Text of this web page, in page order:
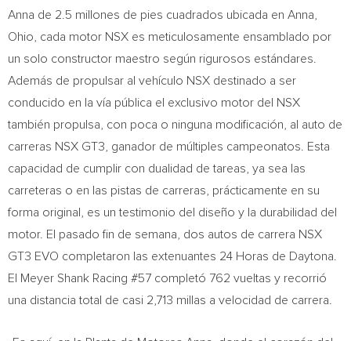
Anna de 2.5 millones de pies cuadrados ubicada en Anna,
Ohio , cada motor NSX es meticulosamente ensamblado por
un solo constructor maestro según rigurosos estándares.
Además de propulsar al vehículo NSX destinado a ser
conducido en la vía pública el exclusivo motor del NSX
también propulsa, con poca o ninguna modificación, al auto de
carreras NSX GT3, ganador de múltiples campeonatos. Esta
capacidad de cumplir con dualidad de tareas, ya sea las
carreteras o en las pistas de carreras, prácticamente en su
forma original, es un testimonio del diseño y la durabilidad del
motor. El pasado fin de semana, dos autos de carrera NSX
GT3 EVO completaron las extenuantes 24 Horas de Daytona.
El Meyer Shank Racing #57 completó 762 vueltas y recorrió
una distancia total de casi 2,713 millas a velocidad de carrera.